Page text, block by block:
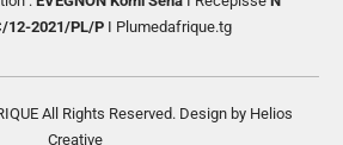
12-2021/PL/PI Plumedafrique.tg
All Rights Reserved. Design by Helios
Creative